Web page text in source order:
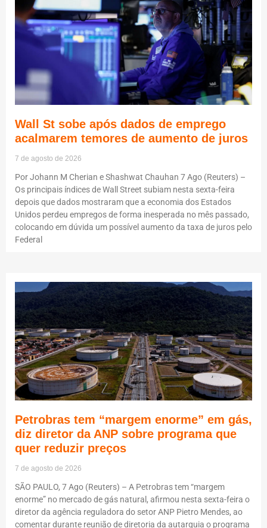
Wall St sobe após dados de emprego
acalmarem temores de aumento de juros
7 de agosto de 2026
Por Johann M Cherian e Shashwat Chauhan 7 Ago (Reuters) –
Os principais índices de Wall Street subiam nesta sexta-feira
depois que dados mostraram que a economia dos Estados
Unidos perdeu empregos de forma inesperada no mês passado,
colocando em dúvida um possível aumento da taxa de juros pelo
Federal
Petrobras tem “margem enorme” em gás,
diz diretor da ANP sobre programa que
quer reduzir preços
7 de agosto de 2026
SÃO PAULO, 7 Ago (Reuters) – A Petrobras tem “margem
enorme” no mercado de gás natural, afirmou nesta sexta-feira o
diretor da agência reguladora do setor ANP Pietro Mendes, ao
comentar durante reunião de diretoria da autarquia o programa